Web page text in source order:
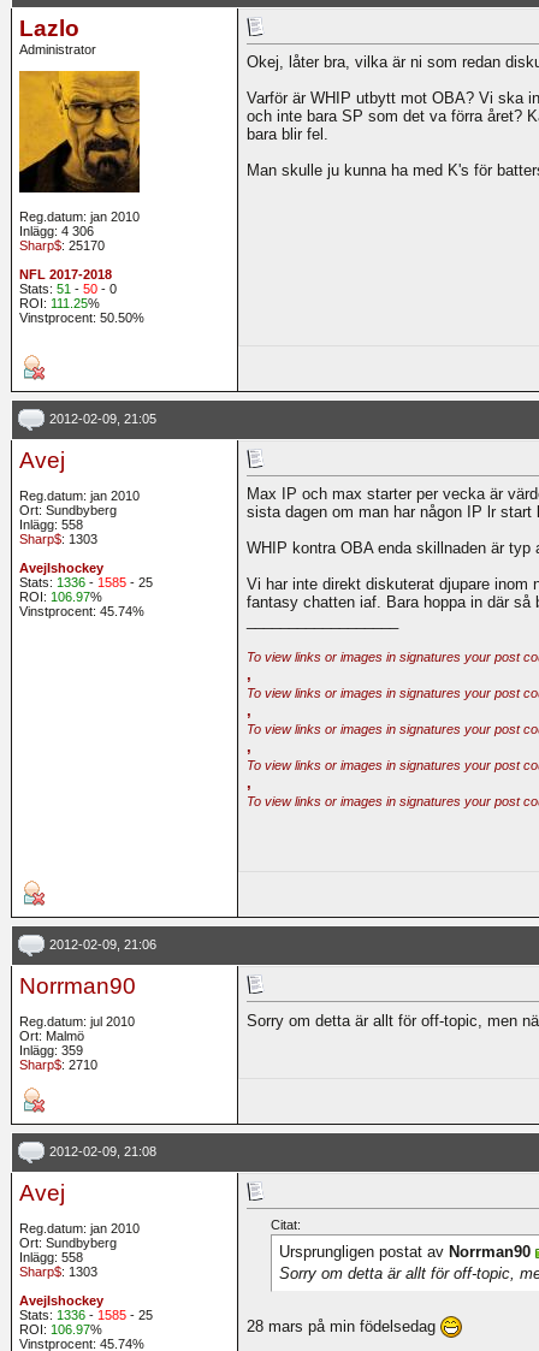
Lazlo
Administrator
Reg.datum: jan 2010
Inlägg: 4 306
Sharp$: 25170
NFL 2017-2018
Stats: 51 - 50 - 0
ROI: 111.25%
Vinstprocent: 50.50%
Okej, låter bra, vilka är ni som redan
Varför är WHIP utbytt mot OBA? Vi ska
och inte bara SP som det va förra året?
bara blir fel.
Man skulle ju kunna ha med K's för
2012-02-09, 21:05
Avej
Reg.datum: jan 2010
Ort: Sundbyberg
Inlägg: 558
Sharp$: 1303
AvejIshockey
Stats: 1336 - 1585 - 25
ROI: 106.97%
Vinstprocent: 45.74%
Max IP och max starter per vecka är
sista dagen om man har någon IP lr start
WHIP kontra OBA enda skillnaden är
Vi har inte direkt diskuterat djupare inom
fantasy chatten iaf. Bara hoppa in där så
To view links or images in signatures your post
,
To view links or images in signatures your post
,
To view links or images in signatures your post
,
To view links or images in signatures your post
,
To view links or images in signatures your post
2012-02-09, 21:06
Norrman90
Reg.datum: jul 2010
Ort: Malmö
Inlägg: 359
Sharp$: 2710
Sorry om detta är allt för off-topic, men
2012-02-09, 21:08
Avej
Reg.datum: jan 2010
Ort: Sundbyberg
Inlägg: 558
Sharp$: 1303
AvejIshockey
Stats: 1336 - 1585 - 25
ROI: 106.97%
Vinstprocent: 45.74%
Citat:
Ursprungligen postat av Norrman90
Sorry om detta är allt för off-topic,
28 mars på min födelsedag